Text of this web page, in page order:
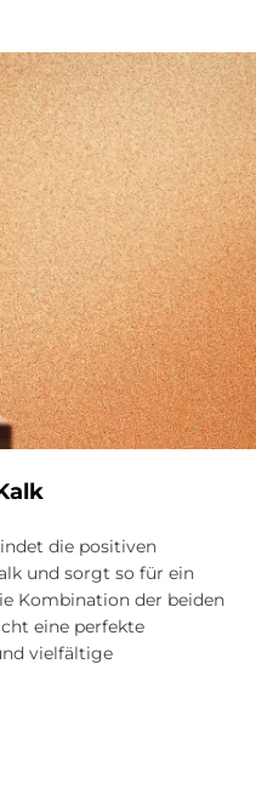
die positiven
und sorgt so für ein
Kombination der beiden
eine perfekte
vielfältige